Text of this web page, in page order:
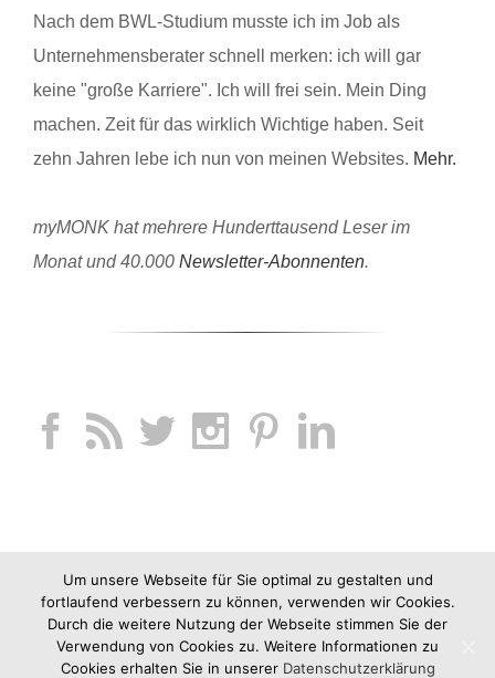
Nach dem BWL-Studium musste ich im Job als
Unternehmensberater schnell merken: ich will gar
keine "große Karriere". Ich will frei sein. Mein Ding
machen. Zeit für das wirklich Wichtige haben. Seit
zehn Jahren lebe ich nun von meinen Websites. Mehr.
myMONK hat mehrere Hunderttausend Leser im
Monat und 40.000 Newsletter-Abonnenten.
Um unsere Webseite für Sie optimal zu gestalten und
fortlaufend verbessern zu können, verwenden wir Cookies.
Durch die weitere Nutzung der Webseite stimmen Sie der
Verwendung von Cookies zu. Weitere Informationen zu
Cookies erhalten Sie in unserer Datenschutzerklärung